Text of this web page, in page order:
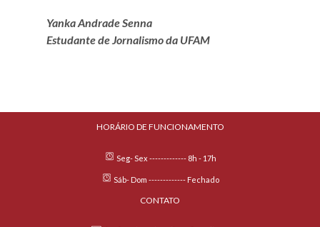
Yanka Andrade Senna
Estudante de Jornalismo da UFAM
HORÁRIO DE FUNCIONAMENTO
Seg- Sex ------------- 8h - 17h
Sáb- Dom ------------- Fechado
CONTATO